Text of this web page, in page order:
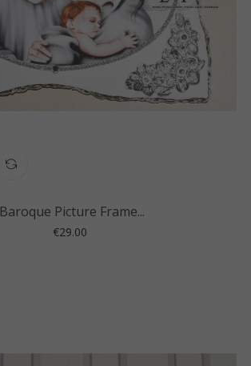
Baroque Picture Frame...
Price
€29.00